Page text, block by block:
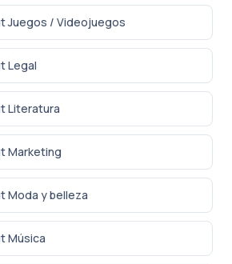
Juegos / Videojuegos
Legal
Literatura
Marketing
Moda y belleza
Música